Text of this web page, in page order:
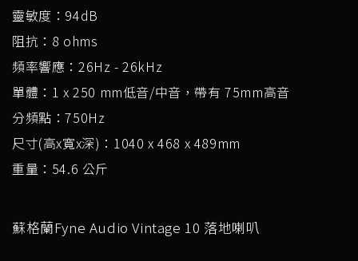
靈敏度：94dB
阻抗：8 ohms
頻率響應：26Hz - 26kHz
單體：1 x 250 mm低音/中音，帶有 75mm高音
分頻點：750Hz
尺寸(高x寬x深)：1040 x 468 x 489mm
重量：54.6 公斤
蘇格蘭Fyne Audio Vintage 10 落地喇叭